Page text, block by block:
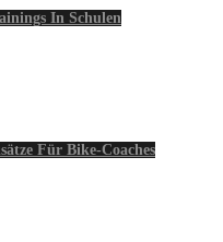
In Schulen
Für Bike-Coaches